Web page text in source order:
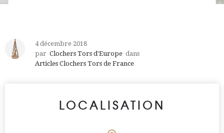
4 décembre 2018
par Clochers Tors d'Europe dans
Articles Clochers Tors de France
LOCALISATION